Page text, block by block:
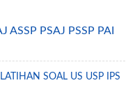
ASSP PSAJ PSSP PAI
LATIHAN SOAL US USP IPS